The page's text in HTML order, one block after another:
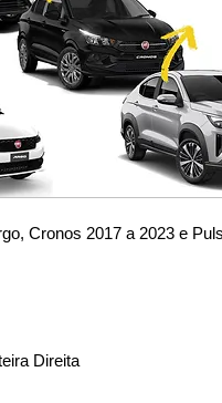
Cronos 2017 a 2023 e
Direita